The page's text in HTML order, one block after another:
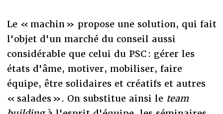
Le « machin » propose une solution, qui fait
l'objet d'un marché du conseil aussi
considérable que celui du PSC : gérer les
états d'âme, motiver, mobiliser, faire
équipe, être solidaires et créatifs et autres
« salades ». On substitue ainsi le team